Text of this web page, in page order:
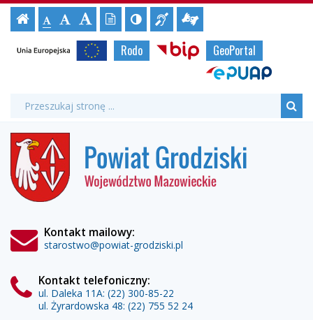
Obchody
79.
Rocznicy
Bitwy
pod
Jaktorowem
Powiat
Grodziski
Ustawienia
strony
Strona
główna
Czcionka,
jej
na
Czcionka
standardowa
Czcionka
powiększona
Czcionka
duża
Wersja
tekstowa
Kontrast
(włącz/wyłącz)
Informacja
dla
niesłyszących
Tłumacz
migowy
online
Strony
Unia
Europejska
Rodo
Biuletyn
Informacji
Publicznej
GeoPortal
ePUAP
Wyszukiwarka
Formularz
Wyszukiwana
fraza:
Powiat
Grodziski
Kontakt mailowy:
starostwo@powiat-grodziski.pl
Kontakt telefoniczny:
ul. Daleka 11A: (22) 300-85-22
ul. Żyrardowska 48: (22) 755 52 24